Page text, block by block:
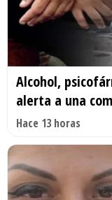
Alcohol,
alerta a una
Hace 13 horas